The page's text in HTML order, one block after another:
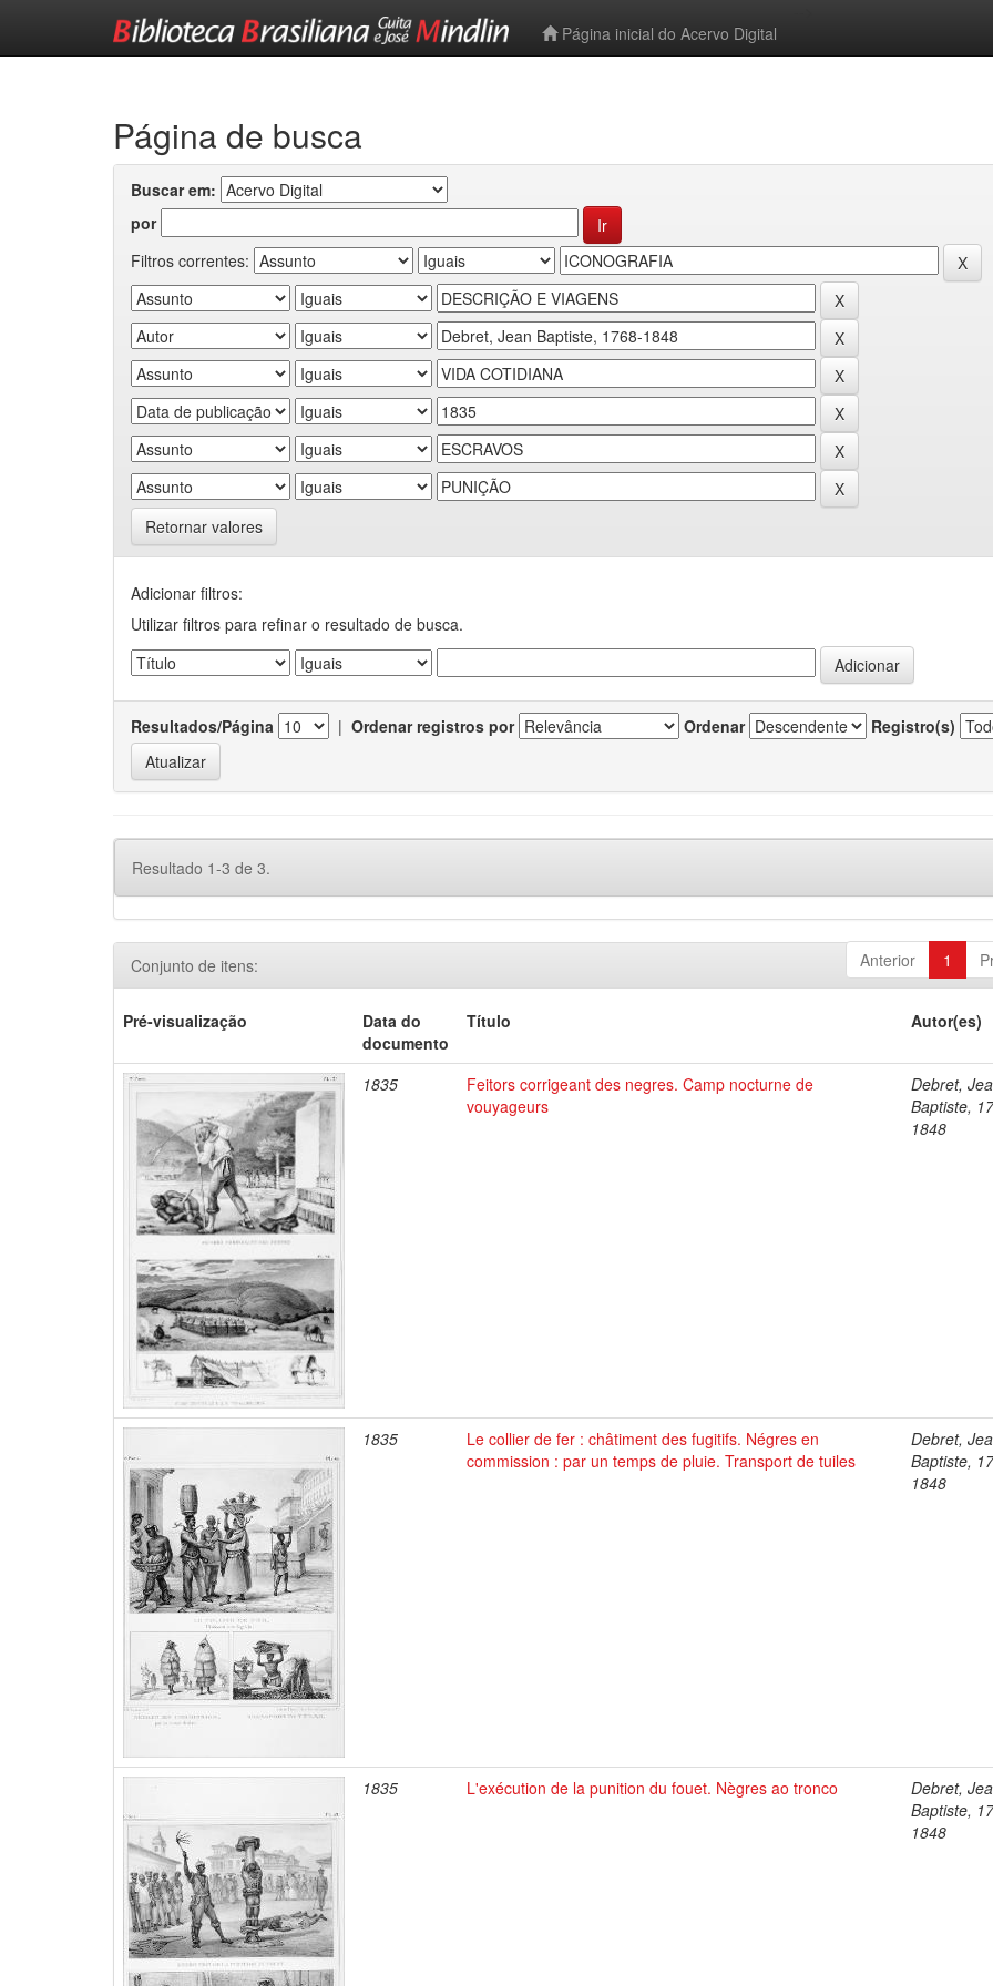
Página inicial do Acervo Digital
Página de busca
Buscar em:
por
Filtros correntes:
Retornar valores
Adicionar filtros:
Utilizar filtros para refinar o resultado de busca.
Resultados/Página | Ordenar registros por Ordenar Registro(s)
Resultado 1-3 de 3.
Anterior 1
Conjunto de itens:
Pré-visualização
Data do
documento
Título Autor(es)
1835
Feitors corrigeant des negres. Camp nocturne de
vouyageurs
Debret,
Baptiste,
1848
1835
Le collier de fer : châtiment des fugitifs. Négres en
commission : par un temps de pluie. Transport de tuiles
Debret,
Baptiste,
1848
1835 L'exécution de la punition du fouet. Nègres ao tronco
Debret,
Baptiste,
1848